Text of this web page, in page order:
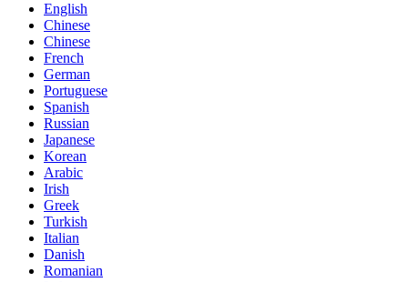
English
Chinese
Chinese
French
German
Portuguese
Spanish
Russian
Japanese
Korean
Arabic
Irish
Greek
Turkish
Italian
Danish
Romanian